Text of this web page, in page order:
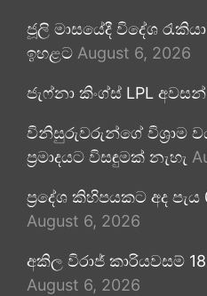
ජූලි මාසයේදී විදේශ
ඉහළට August 6, 2026
ජැෆ්නා කිංග්ස් LPL
විනිසුරුවරුන්ගේ විශ්‍රාම
ප්‍රමාදයට විසඳුමක් නැහැ
ප්‍රදේශ කිහිපයකට අද
August 6, 2026
අකිල විරාජ් කාරියවසම්
August 6, 2026